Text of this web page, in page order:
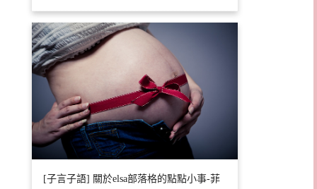
[子言子語] 關於elsa部落格的點點小事-菲